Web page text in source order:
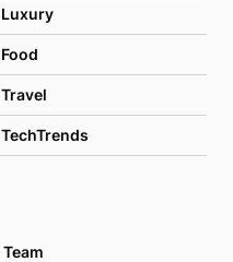
Luxury
Food
Travel
TechTrends
Team